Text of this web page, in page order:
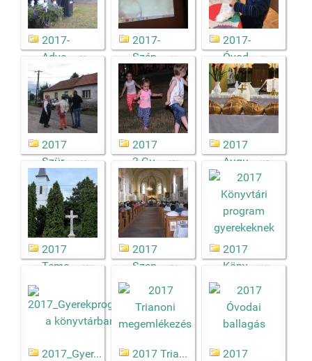
2017-
Adve...
(53)
2017-
Szép...
(46)
2017-
Óvod...
(9)
2017
Szür...
(120)
2017
3.Gu...
(373)
2017
Augu...
(65)
2017
Teme...
(224)
2017
Szen...
(54)
2017
Köny...
(14)
2017_Gyer... 2017 Tria...
2017